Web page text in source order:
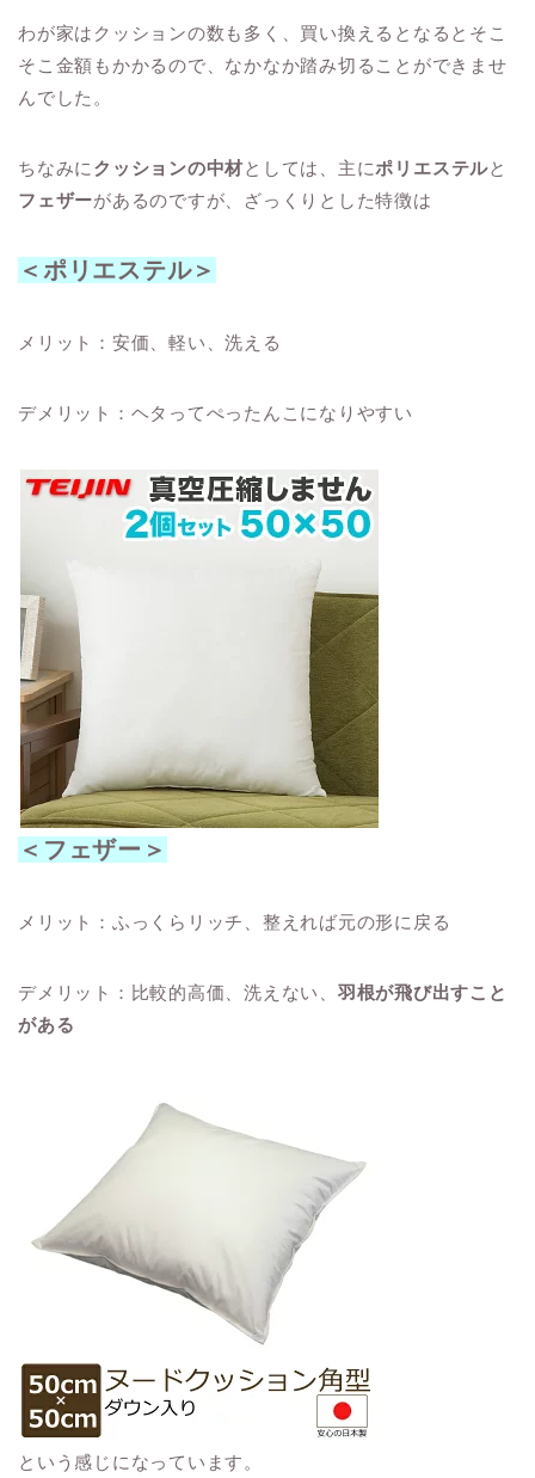
わが家はクッションの数も多く、買い換えるとなるとそこ
そこ金額もかかるので、なかなか踏み切ることができませ
んでした。
ちなみに クッションの中材としては、主にポリエステルと
フェザーがあるのですが、ざっくりとした特徴は
＜ポリエステル＞
メリット：安価、軽い、洗える
デメリット：ヘタってぺったんこになりやすい
＜フェザー＞
メリット：ふっくらリッチ、整えれば元の形に戻る
デメリット：比較的高価、洗えない、 羽根が飛び出すこと
がある
という感じになっています。